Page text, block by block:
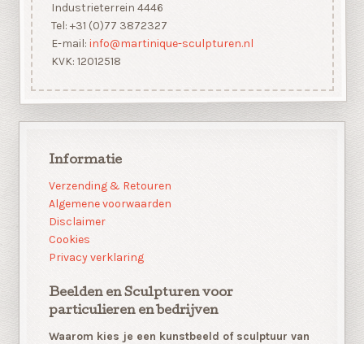
Industrieterrein 4446
Tel: +31 (0)77 3872327
E-mail: info@martinique-sculpturen.nl
KVK: 12012518
Informatie
Verzending & Retouren
Algemene voorwaarden
Disclaimer
Cookies
Privacy verklaring
Beelden en Sculpturen voor
particulieren en bedrijven
Waarom kies je een kunstbeeld of sculptuur van